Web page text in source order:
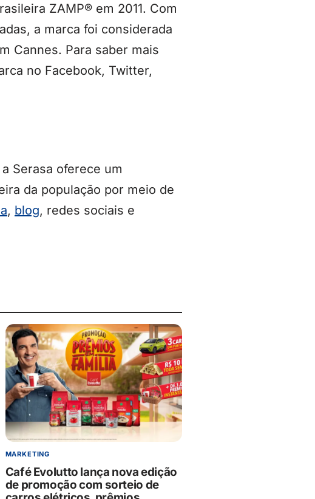
ZAMP® em 2011. Com
a marca foi considerada
Cannes. Para saber mais
no Facebook, Twitter,
Serasa oferece um
da população por meio de
, blog, redes sociais e
MARKETING
Café Evolutto lança nova edição
de promoção com sorteio de